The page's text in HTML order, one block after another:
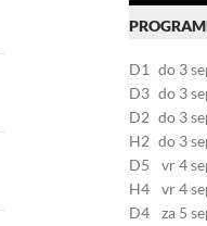
D1 do 3
D3 do 3
D2 do 3
H2 do 3
D5 vr 4
H4 vr 4
D4 za 5